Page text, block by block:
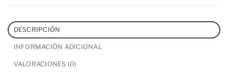
DESCRIPCIÓN
INFORMACIÓN ADICIONAL
VALORACIONES (0)